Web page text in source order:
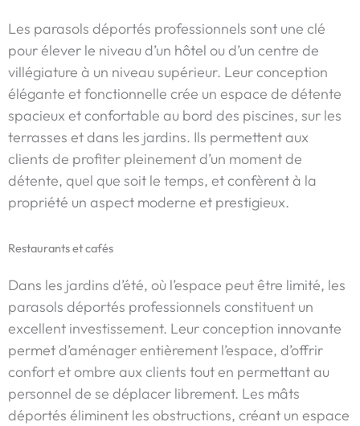
Les parasols déportés professionnels sont une clé
pour élever le niveau d’un hôtel ou d’un centre de
villégiature à un niveau supérieur. Leur conception
élégante et fonctionnelle crée un espace de détente
spacieux et confortable au bord des piscines, sur les
terrasses et dans les jardins. Ils permettent aux
clients de profiter pleinement d’un moment de
détente, quel que soit le temps, et confèrent à la
propriété un aspect moderne et prestigieux.
Restaurants et cafés
Dans les jardins d’été, où l’espace peut être limité, les
parasols déportés professionnels constituent un
excellent investissement. Leur conception innovante
permet d’aménager entièrement l’espace, d’offrir
confort et ombre aux clients tout en permettant au
personnel de se déplacer librement. Les mâts
déportés éliminent les obstructions, créant un espace